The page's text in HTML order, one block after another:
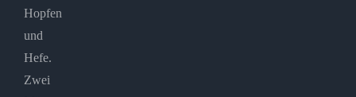
Hopfen
und
Hefe.
Zwei